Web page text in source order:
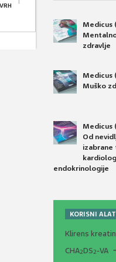
Medicus
zdravlje
Medicus
Muško
Medicus
Od
izabrane
endokrinologije
KORISNI
Klirens
CHA2DS2-VA